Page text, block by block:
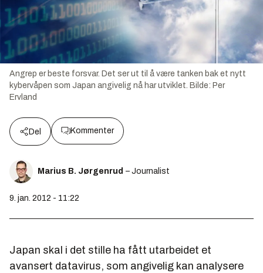
Angrep er beste forsvar. Det ser ut til å være tanken bak et nytt
kybervåpen som Japan angivelig nå har utviklet. Bilde: Per
Ervland
Del Kommenter
Marius B. Jørgenrud – Journalist
9. jan. 2012 - 11:22
Japan skal i det stille ha fått utarbeidet et
avansert datavirus, som angivelig kan analysere